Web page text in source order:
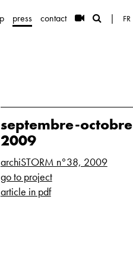
press contact | FR
septembre-octobre
2009
archiSTORM n°38, 2009
go to project
article in pdf